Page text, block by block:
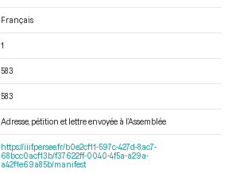
Français
1
583
583
Adresse, pétition et lettre envoyée à l’Assemblée
https://iiif.persee.fr/b0e2cf11-597c-427d-8ac7-
68bcc0acf13b/f37622ff-0040-4f5a-a29a-
a42f1e69a85b/manifest